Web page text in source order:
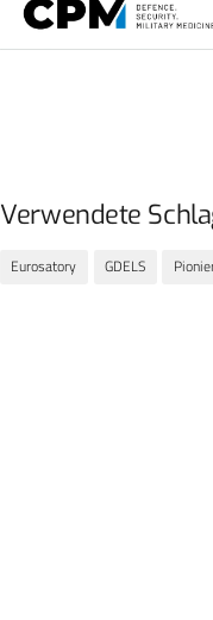
Verwendete
Eurosatory GDELS